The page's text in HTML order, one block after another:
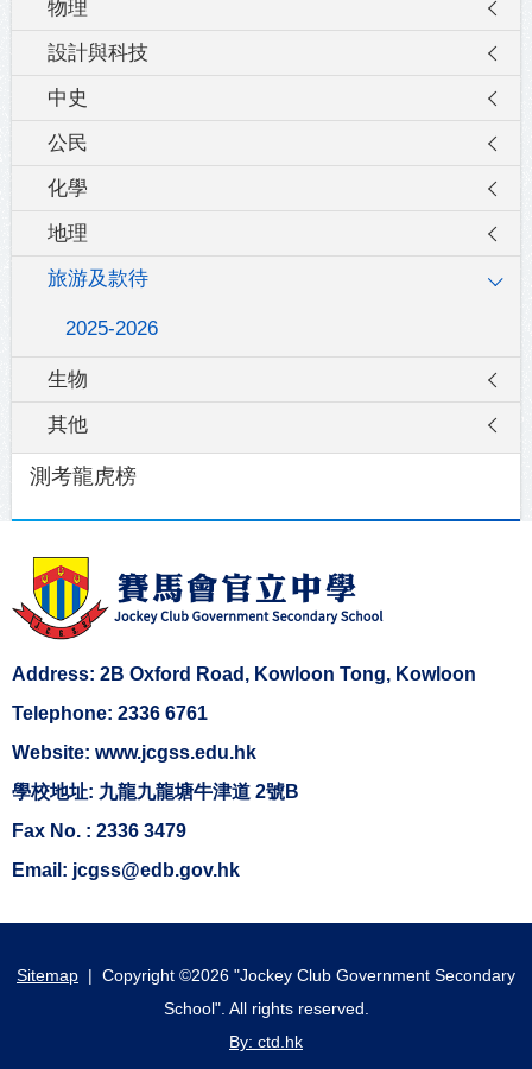
物理
設計與科技
中史
公民
化學
地理
旅游及款待
2025-2026
生物
其他
測考龍虎榜
Address: 2B Oxford Road, Kowloon Tong, Kowloon
Telephone: 2336 6761
Website: www.jcgss.edu.hk
學校地址: 九龍九龍塘牛津道 2號B
Fax No. : 2336 3479
Email: jcgss@edb.gov.hk
Sitemap | Copyright ©2026 "Jockey Club Government Secondary
School". All rights reserved.
By: ctd.hk